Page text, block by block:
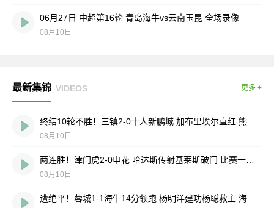
06月27日 中超第16轮 青岛海牛vs云南玉昆 全场录像
08月10日
最新集锦 VIDEOS 更多 +
08月10日
08月10日